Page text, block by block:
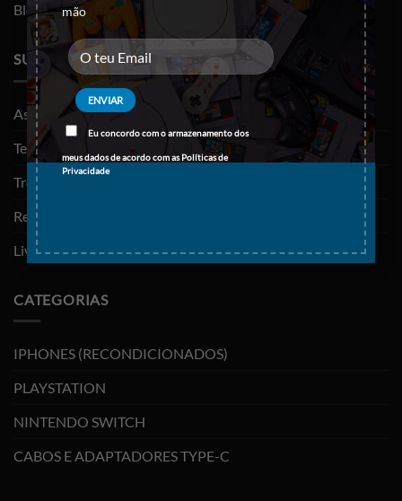
mão
Eu concordo com o armazenamento dos
meus dados de acordo com asPolíticas de
Privacidade
Blog
SUPORTE
As minhas encomendas
Termos e Condições
Trocas e devoluções
Resolução de litígios
Livro de reclamações
CATEGORIAS
IPHONES (RECONDICIONADOS)
PLAYSTATION
NINTENDO SWITCH
CABOS E ADAPTADORES TYPE-C